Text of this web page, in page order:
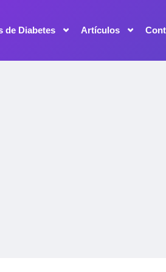
de Diabetes Artículos